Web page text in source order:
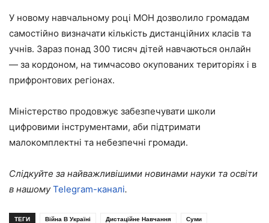
У новому навчальному році МОН дозволило громадам
самостійно визначати кількість дистанційних класів та
учнів. Зараз понад 300 тисяч дітей навчаються онлайн
— за кордоном, на тимчасово окупованих територіях і в
прифронтових регіонах.
Міністерство продовжує забезпечувати школи
цифровими інструментами, аби підтримати
малокомплектні та небезпечні громади.
Слідкуйте за найважливішими новинами науки та освіти
в нашомуTelegram-каналі.
ТЕГИ Війна В Україні Дистаційне Навчання Суми